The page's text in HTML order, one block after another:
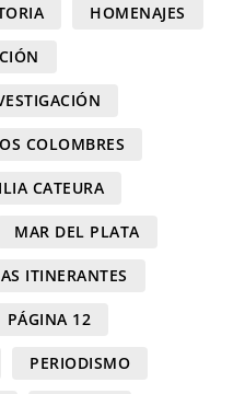
HOMENAJES
COLOMBRES
CATEURA
MAR DEL PLATA
ITINERANTES
PÁGINA 12
PERIODISMO